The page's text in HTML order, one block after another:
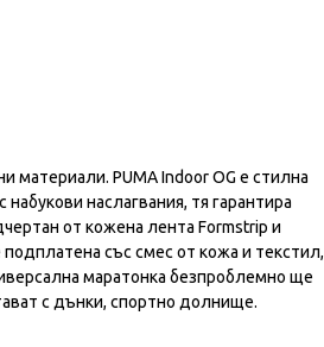
материали. PUMA Indoor OG е стилна
наслагвания, тя гарантира
от кожена лента Formstrip и
със смес от кожа и текстил,
маратонка безпроблемно ще
с дънки, спортно долнище.